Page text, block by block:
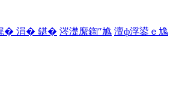
� 涓� 鍖� 涔濋緳鍧″尯 澶ф浮鍙ｅ尯